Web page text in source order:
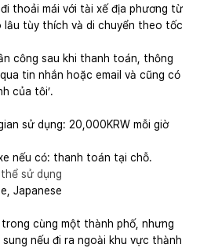
thoải mái với tài xế địa phương từ
lâu tùy thích và di chuyển theo tốc
công sau khi thanh toán, thông
tin nhắn hoặc email và cũng có
của tôi’.
sử dụng: 20,000KRW mỗi giờ
nếu có: thanh toán tại chỗ.
sử dụng
Japanese
cùng một thành phố, nhưng
nếu đi ra ngoài khu vực thành